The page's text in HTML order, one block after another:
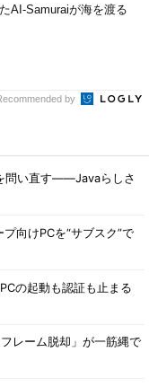
AI-Samuraiが海を渡る
by
問い直す――Javaらしさ
向けPCを“サブスク”で
の起動も認証も止まる
レーム脱却」が一筋縄で